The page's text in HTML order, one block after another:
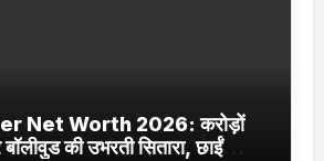
Net Worth 2026: करोड़ों
की उभरती सितारा, छाईं